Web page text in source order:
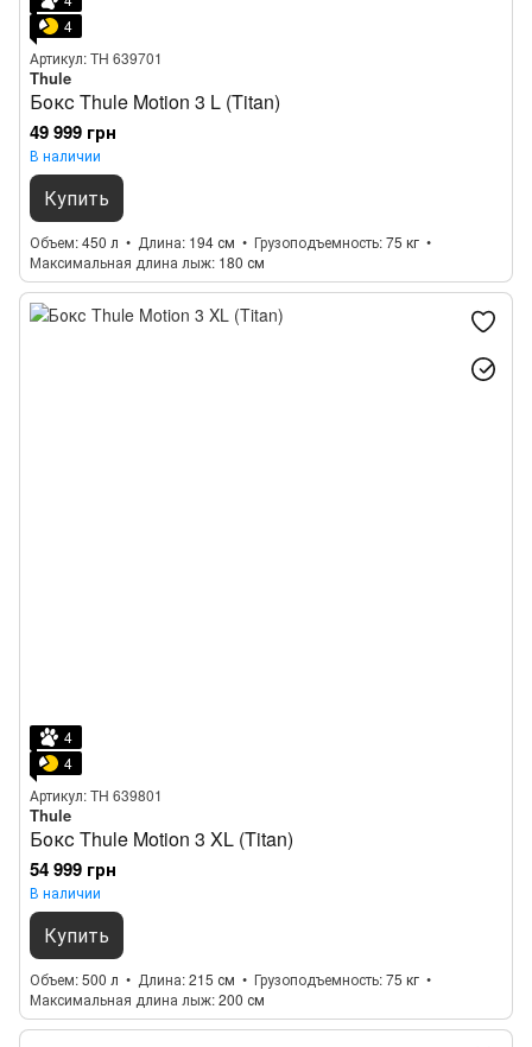
4
Артикул: TH 639701
Thule
Бокс Thule Motion 3 L (Titan)
49 999 грн
В наличии
Купить
Объем 450 л Длина 194 см Грузоподъемность 75 кг
Максимальная длина лыж 180 см
4
4
Артикул: TH 639801
Thule
Бокс Thule Motion 3 XL (Titan)
54 999 грн
В наличии
Купить
Объем 500 л Длина 215 см Грузоподъемность 75 кг
Максимальная длина лыж 200 см